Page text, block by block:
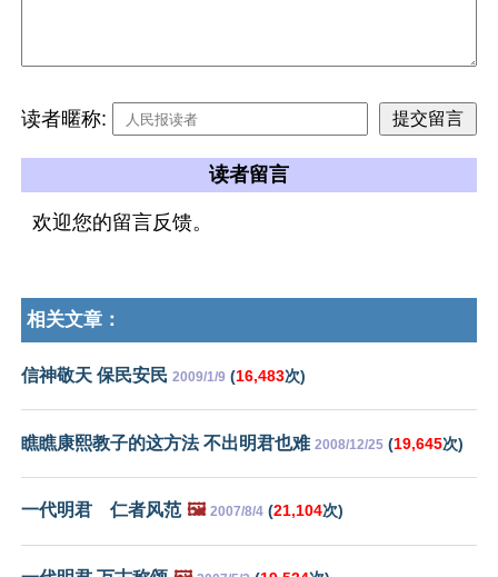
读者暱称:
读者留言
欢迎您的留言反馈。
相关文章：
信神敬天 保民安民 2009/1/9 (16,483次)
瞧瞧康熙教子的这方法 不出明君也难 2008/12/25 (19,645次)
一代明君 仁者风范 🖼️ 2007/8/4 (21,104次)